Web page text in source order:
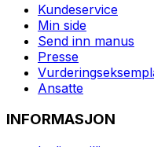
Kundeservice
Min side
Send inn manus
Presse
Ansatte
INFORMASJON